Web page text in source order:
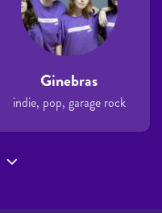
Ginebras
indie, pop, garage rock